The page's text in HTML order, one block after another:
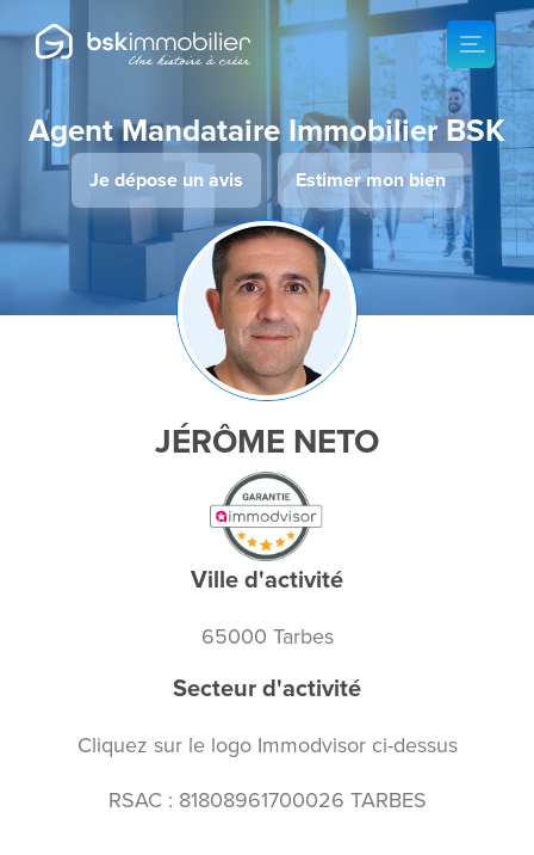
Agent Mandataire Immobilier BSK
Je dépose un avis Estimer mon bien
JÉRÔME NETO
Ville d'activité
65000 Tarbes
Secteur d'activité
Cliquez sur le logo Immodvisor ci-dessus
RSAC : 81808961700026 TARBES